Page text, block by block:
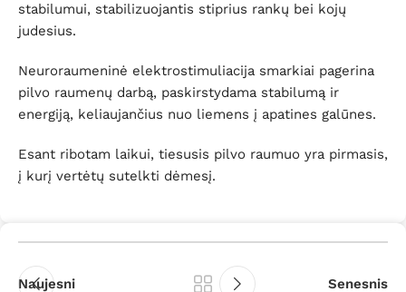
stabilumui, stabilizuojantis stiprius rankų bei kojų
judesius.
Neuroraumeninė elektrostimuliacija smarkiai pagerina
pilvo raumenų darbą, paskirstydama stabilumą ir
energiją, keliaujančius nuo liemens į apatines galūnes.
Esant ribotam laikui, tiesusis pilvo raumuo yra pirmasis,
į kurį vertėtų sutelkti dėmesį.
Naujesni Senesnis